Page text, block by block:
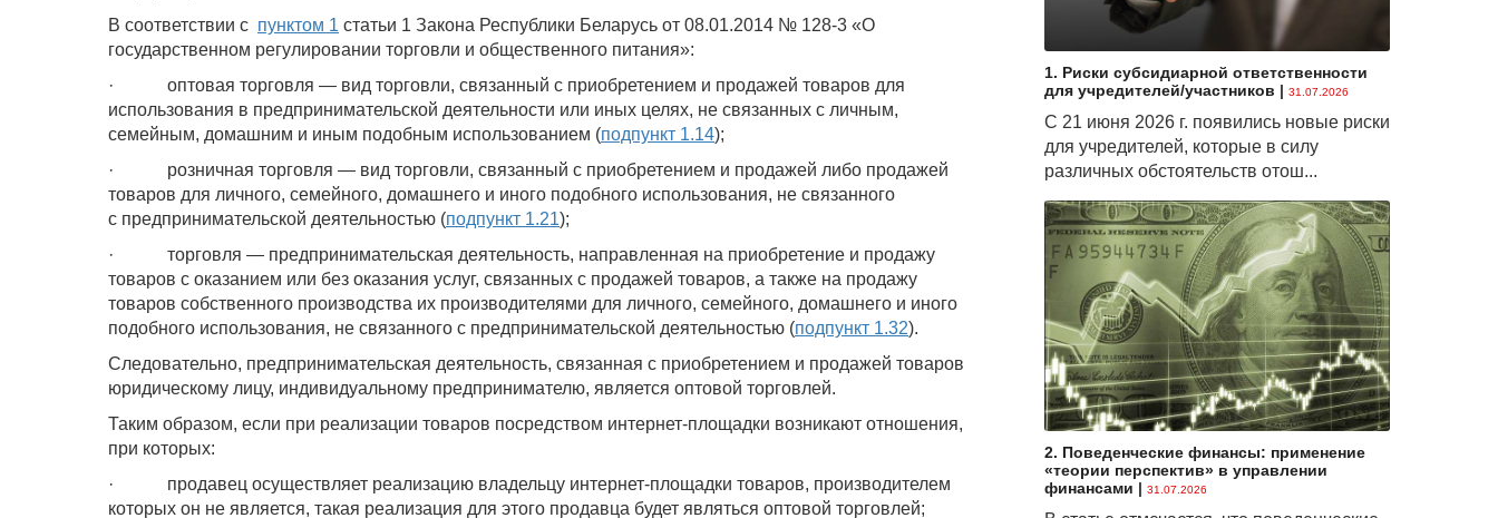
В соответствии с пунктом 1 статьи 1 Закона Республики Беларусь от 08.01.2014 № 128-3 «О
государственном регулировании торговли и общественного питания»:
· оптовая торговля — вид торговли, связанный с приобретением и продажей товаров для
использования в предпринимательской деятельности или иных целях, не связанных с личным,
семейным, домашним и иным подобным использованием (подпункт 1.14);
· розничная торговля — вид торговли, связанный с приобретением и продажей либо продажей
товаров для личного, семейного, домашнего и иного подобного использования, не связанного
с предпринимательской деятельностью (подпункт 1.21);
· торговля — предпринимательская деятельность, направленная на приобретение и продажу
товаров с оказанием или без оказания услуг, связанных с продажей товаров, а также на продажу
товаров собственного производства их производителями для личного, семейного, домашнего и иного
подобного использования, не связанного с предпринимательской деятельностью (подпункт 1.32).
Следовательно, предпринимательская деятельность, связанная с приобретением и продажей товаров
юридическому лицу, индивидуальному предпринимателю, является оптовой торговлей.
Таким образом, если при реализации товаров посредством интернет-площадки возникают отношения,
при которых:
· продавец осуществляет реализацию владельцу интернет-площадки товаров, производителем
которых он не является, такая реализация для этого продавца будет являться оптовой торговлей;
1. Риски субсидиарной ответственности
для учредителей/участников | 31.07.2026
С 21 июня 2026 г. появились новые риски
для учредителей, которые в силу
различных обстоятельств отош...
2. Поведенческие финансы: применение
«теории перспектив» в управлении
финансами | 31.07.2026